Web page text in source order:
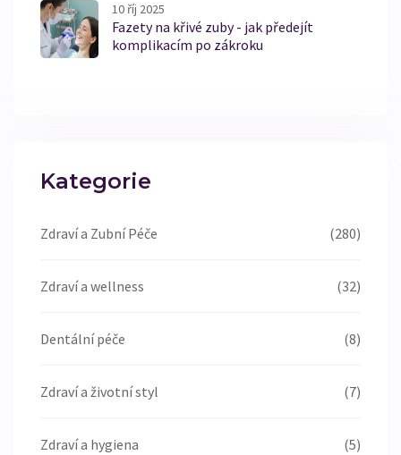
10 říj 2025
Fazety na křivé zuby - jak předejít
komplikacím po zákroku
Kategorie
Zdraví a Zubní Péče (280)
Zdraví a wellness (32)
Dentální péče (8)
Zdraví a životní styl (7)
Zdraví a hygiena (5)